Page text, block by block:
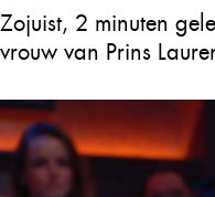
Zojuist, 2 minuten
vrouw van Prins